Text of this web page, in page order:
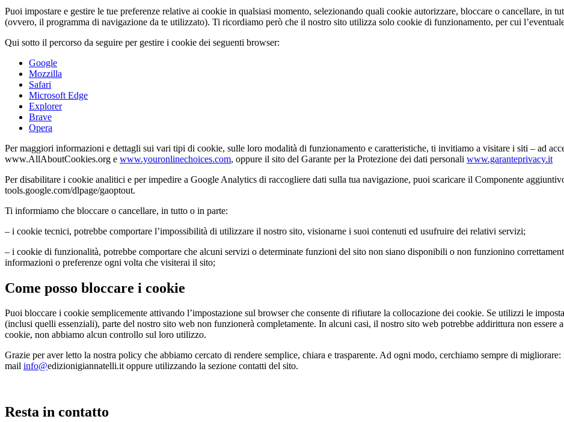
Puoi impostare e gestire le tue preferenze relative ai cookie in qualsiasi momento, selezionando quali cookie autorizzare, bloccare o cancellare, in
(ovvero, il programma di navigazione da te utilizzato). Ti ricordiamo però che il nostro sito utilizza solo cookie di funzionamento, per cui
Qui sotto il percorso da seguire per gestire i cookie dei seguenti browser:
Google
Mozzilla
Safari
Microsoft Edge
Explorer
Brave
Opera
Per maggiori informazioni e dettagli sui vari tipi di cookie, sulle loro modalità di funzionamento e caratteristiche, ti invitiamo a visitare i siti – ad
www.AllAboutCookies.org e www.youronlinechoices.com, oppure il sito del Garante per la Protezione dei dati personali www.garanteprivacy.it
Per disabilitare i cookie analitici e per impedire a Google Analytics di raccogliere dati sulla tua navigazione, puoi scaricare il Componente
tools.google.com/dlpage/gaoptout.
Ti informiamo che bloccare o cancellare, in tutto o in parte:
– i cookie tecnici, potrebbe comportare l’impossibilità di utilizzare il nostro sito, visionarne i suoi contenuti ed usufruire dei relativi servizi;
– i cookie di funzionalità, potrebbe comportare che alcuni servizi o determinate funzioni del sito non siano disponibili o non funzionino
informazioni o preferenze ogni volta che visiterai il sito;
Come posso bloccare i cookie
Puoi bloccare i cookie semplicemente attivando l’impostazione sul browser che consente di rifiutare la collocazione dei cookie. Se utilizzi le
(inclusi quelli essenziali), parte del nostro sito web non funzionerà completamente. In alcuni casi, il nostro sito web potrebbe addirittura non
cookie, non abbiamo alcun controllo sul loro utilizzo.
Grazie per aver letto la nostra policy che abbiamo cercato di rendere semplice, chiara e trasparente. Ad ogni modo, cerchiamo sempre di
mail info@edizionigiannatelli.it oppure utilizzando la sezione contatti del sito.
Resta in contatto